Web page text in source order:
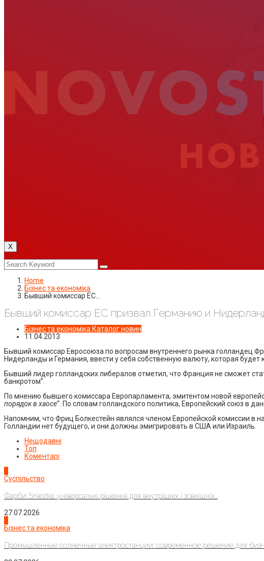
X
Home
Бізнес та економіка
Бывший комиссар ЕС…
Бывший комиссар ЕС призвал Германию и
Бізнес та економіка Каталог новин
11.04.2013
Бывший комиссар Евросоюза по вопросам внутреннего рынка голландец
Нидерланды и Германия, ввести у себя собственную валюту, которая будет
Бывший лидер голландских либералов отметил, что Франция не сможет
банкротом”.
По мнению бывшего комиссара Европарламента, эмитентом новой
порядок в хаосе“. По словам голландского политика, Европейский союз в
Напомним, что Фриц Болкестейн являлся членом Европейской комиссии в
Голландии нет будущего, и они должны эмигрировать в США или Израиль.
Нещодавні
Топ
Коментарі
Суспільство
Фарби Sniezka: універсальні рішення для внутрішніх і зовнішніх...
27.07.2026
Бізнес та економіка
Промышленные солнечные электростанции: современное решение для